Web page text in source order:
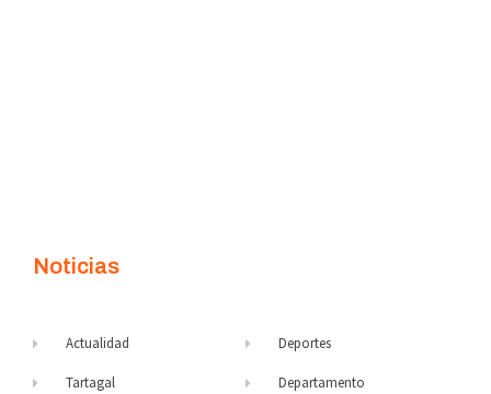
Noticias
Actualidad
Tartagal
Deportes
Departamento